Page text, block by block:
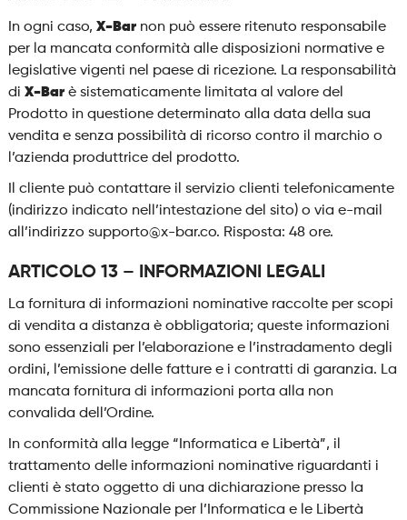
In ogni caso, X-Barnon può essere ritenuto responsabile
per la mancata conformità alle disposizioni normative e
legislative vigenti nel paese di ricezione. La responsabilità
di X-Barè sistematicamente limitata al valore del
Prodotto in questione determinato alla data della sua
vendita e senza possibilità di ricorso contro il marchio o
l’azienda produttrice del prodotto.
Il cliente può contattare il servizio clienti telefonicamente
(indirizzo indicato nell’intestazione del sito) o via e-mail
all’indirizzo supporto@x-bar.co. Risposta: 48 ore.
ARTICOLO 13 – INFORMAZIONI LEGALI
La fornitura di informazioni nominative raccolte per scopi
di vendita a distanza è obbligatoria; queste informazioni
sono essenziali per l’elaborazione e l’instradamento degli
ordini, l’emissione delle fatture e i contratti di garanzia. La
mancata fornitura di informazioni porta alla non
convalida dell’Ordine.
In conformità alla legge “Informatica e Libertà”, il
trattamento delle informazioni nominative riguardanti i
clienti è stato oggetto di una dichiarazione presso la
Commissione Nazionale per l’Informatica e le Libertà